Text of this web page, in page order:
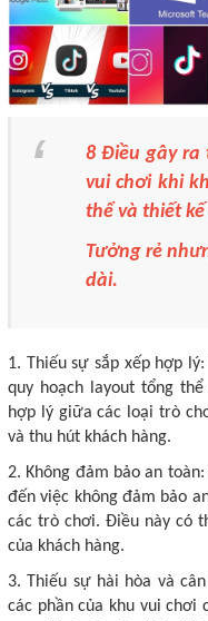
8 Điều gây ra
vui chơi khi
thể và thiết kế
Tưởng rẻ
dài.
1. Thiếu sự sắp xếp hợp
quy hoạch layout tổng
hợp lý giữa các loại trò
và thu hút khách hàng.
2. Không đảm bảo an
đến việc không đảm bảo
các trò chơi. Điều này có
của khách hàng.
3. Thiếu sự hài hòa và
các phần của khu vui